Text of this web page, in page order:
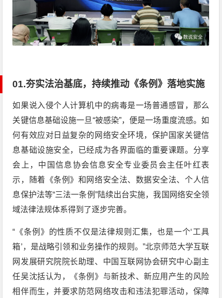
01.夯实法治基底，持续推动《条例》落地实施
如果说入侵个人计算机中的病毒是一场普通感冒，那么
关键信息基础设施一旦“被感染”，便是一场重度流感。如
何有效应对日益复杂的网络安全环境，保护国家关键信
息基础设施安全，已经成为各界面临的重要课题。分享
会上，中国信息协会信息安全专业委员会主任叶红表
示，随着《条例》和网络安全法、数据安全法、个人信
息保护法等“三法一条例”陆续出台实施，我国网络安全领
域法律法规体系得到了逐步完善。
“《条例》的性质不仅是法律规则汇集，也是一个‘工具
箱’，是战略引领和业务操作的规则。”北京师范大学互联
网发展研究院院长助理、中国互联网协会研究中心副主
任吴沈括认为，《条例》与新技术、新应用产生的风险
相伴而生，并要求防范网络攻击和违法犯罪活动，保障